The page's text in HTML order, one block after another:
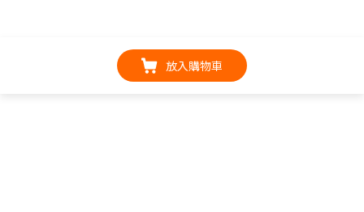
放入購物車